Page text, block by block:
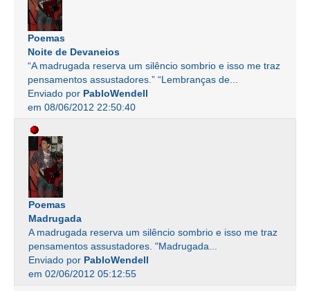
Poemas
Noite de Devaneios
“A madrugada reserva um silêncio sombrio e isso me traz
pensamentos assustadores.” “Lembranças de...
Enviado por PabloWendell
em 08/06/2012 22:50:40
Poemas
Madrugada
A madrugada reserva um silêncio sombrio e isso me traz
pensamentos assustadores. "Madrugada...
Enviado por PabloWendell
em 02/06/2012 05:12:55